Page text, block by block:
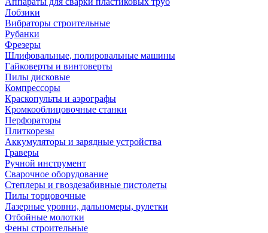
Лобзики
Вибраторы строительные
Рубанки
Фрезеры
Шлифовальные, полировальные машины
Гайковерты и винтоверты
Пилы дисковые
Компрессоры
Краскопульты и аэрографы
Кромкооблицовочные станки
Перфораторы
Плиткорезы
Аккумуляторы и зарядные устройства
Граверы
Ручной инструмент
Сварочное оборудование
Степлеры и гвоздезабивные пистолеты
Пилы торцовочные
Лазерные уровни, дальномеры, рулетки
Отбойные молотки
Фены строительные